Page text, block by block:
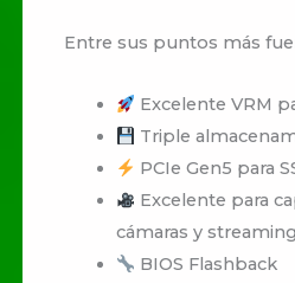
Entre sus puntos más
Excelente VRM
Triple
PCIe Gen5 para
Excelente para
cámaras y streaming
BIOS Flashback